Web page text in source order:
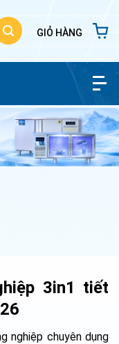
3in1 tiết
nghiệp chuyên dụng